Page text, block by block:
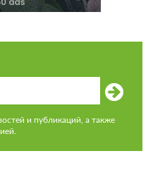
и публикаций, а также